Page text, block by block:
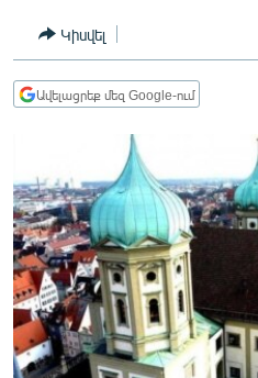
ՏՆՏԵՍՈՒԹՅՈՒՆ
ՂԱՐԱԲԱՂ
ՏԱՐԱԾԱՇՐՋԱՆ
ՄԻՋԱԶԳԱՅԻՆ
ՄՇԱԿՈՒՅԹ
ՍՊՈՐՏ
ՄԵԿՆԱԲԱՆՈՒԹՅՈՒՆ
ՏՏ ԵՒ ԻՆՏԵՐՆԵՏ
Կիսվել
Ավելացրեք մեզ Google-ում